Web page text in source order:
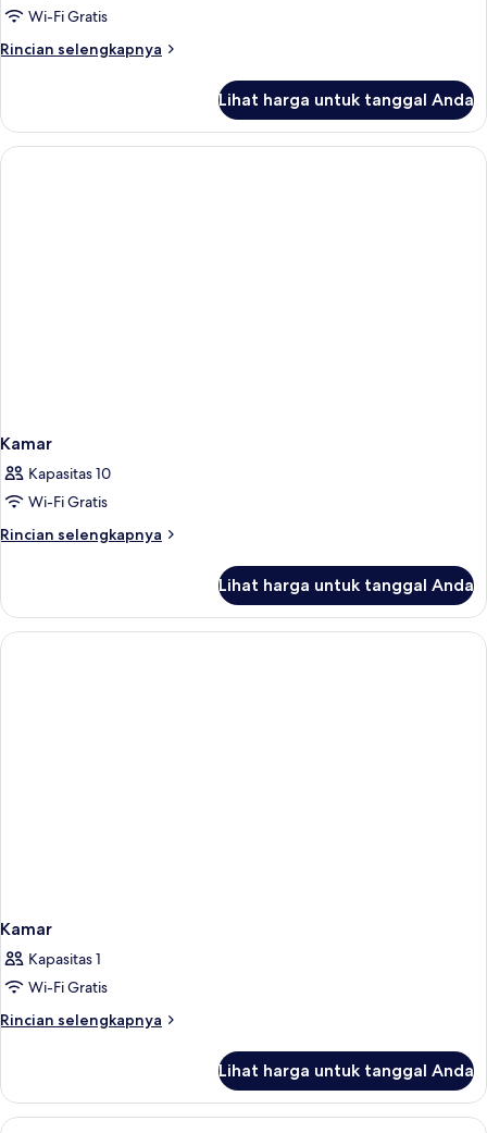
Wi-Fi Gratis
Rincian selengkapnya
Rincian
Kamar
Premier
Lihat harga untuk tanggal Anda
Kamar
Kapasitas 10
Wi-Fi Gratis
Rincian selengkapnya
Rincian
Kamar
Lihat harga untuk tanggal Anda
Kamar
Kapasitas 1
Wi-Fi Gratis
Rincian selengkapnya
Rincian
Kamar
Lihat harga untuk tanggal Anda